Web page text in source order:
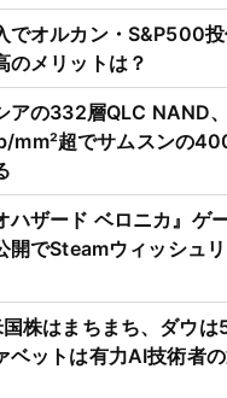
4年周期で好・不況を
でオルカン・S&P500
メリットは？
アの332層QLC NAND
mm²超でサムスンの
ハザード ベロニカ』ゲ
開でSteamウィッシュ
株はまちまち、ダウ
ベットは有力AI技術者